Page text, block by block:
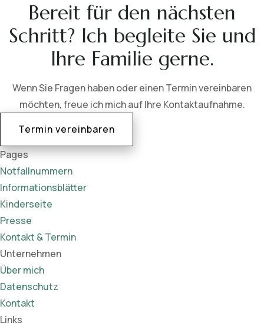
Bereit für den nächsten
Schritt? Ich begleite Sie und
Ihre Familie gerne.
Wenn Sie Fragen haben oder einen Termin vereinbaren
möchten, freue ich mich auf Ihre Kontaktaufnahme.
Termin vereinbaren
Pages
Notfallnummern
Informationsblätter
Kinderseite
Presse
Kontakt & Termin
Unternehmen
Über mich
Datenschutz
Kontakt
Links